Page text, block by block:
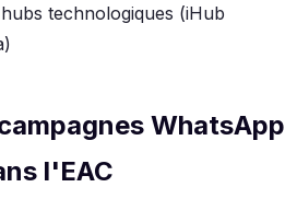
technologiques (iHub
WhatsApp
l'EAC